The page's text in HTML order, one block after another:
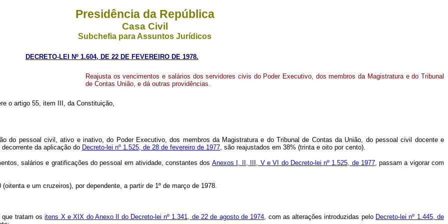
Presidência da República
Casa Civil
Subchefia para Assuntos Jurídicos
DECRETO-LEI Nº 1.604, DE 22 DE FEVEREIRO DE 1978.
Reajusta os vencimentos e salários dos servidores civis do Poder Executivo, dos membros da Magistratura e do Tribunal
de Contas União, e dá outras providências.
o artigo 55, item III, da Constituição,
civil, ativo e inativo, do Poder Executivo, dos membros da Magistratura e do Tribunal de Contas da União, do pessoal civil docente e
da aplicação do Decreto-lei nº 1.525, de 28 de fevereiro de 1977 , são reajustados em 38% (trinta e oito por cento).
salários e gratificações do pessoal em atividade, constantes dos Anexos I, II, III, V e VI do Decreto-lei nº 1.525, de 1977, passam a vigorar com
e um cruzeiros), por dependente, a partir de 1º de março de 1978.
tratam ositens X e XIX do Anexo Il do Decreto-lei nº 1.341, de 22 de agosto de 1974 , com as alterações introduzidas pelo Decreto-lei nº 1.445, de